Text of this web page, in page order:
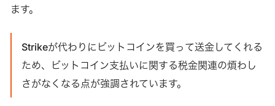
ます。
Strikeが代わりにビットコインを買って送金してくれる
ため、ビットコイン支払いに関する税金関連の煩わし
さがなくなる点が強調されています。